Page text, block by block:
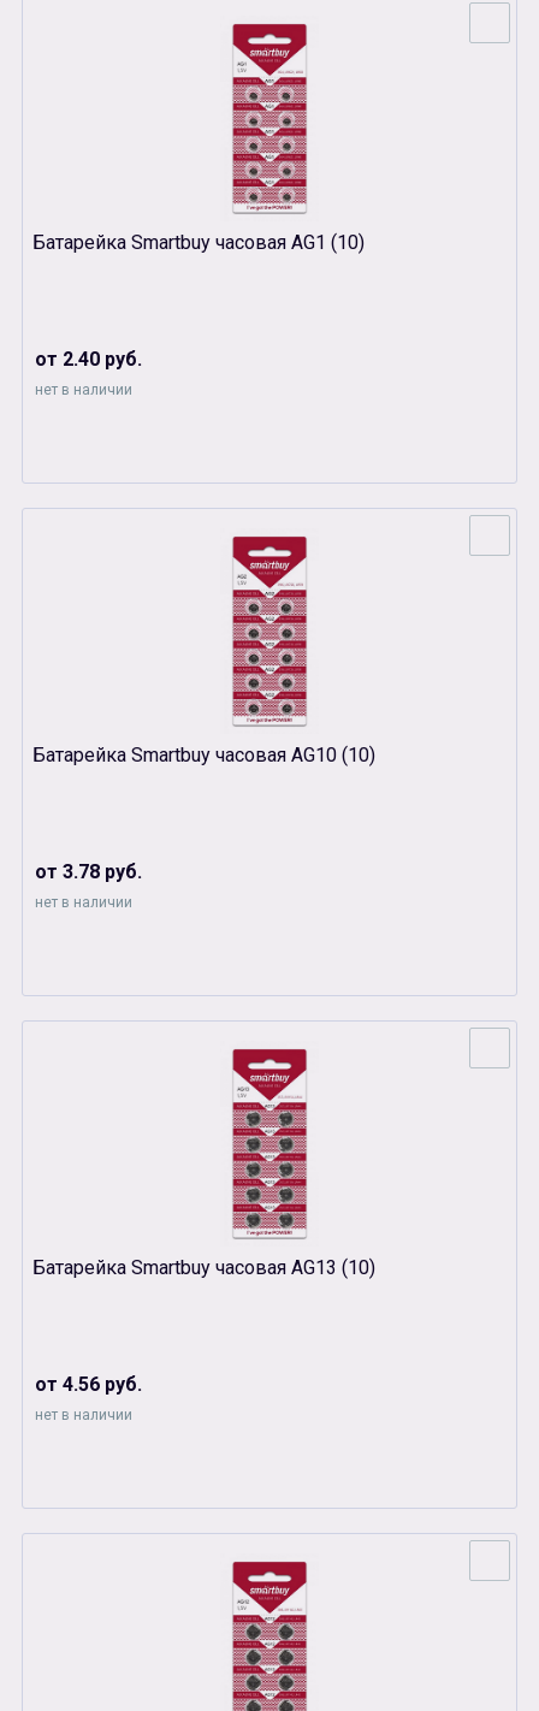
Батарейка Smartbuy часовая AG1 (10)
от 2.40 руб.
нет в наличии
Батарейка Smartbuy часовая AG10 (10)
от 3.78 руб.
нет в наличии
Батарейка Smartbuy часовая AG13 (10)
от 4.56 руб.
нет в наличии